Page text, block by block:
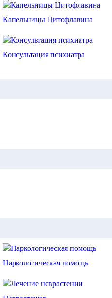
Капельницы Цитофлавина
Консультация психиатра
Наркологическая помощь